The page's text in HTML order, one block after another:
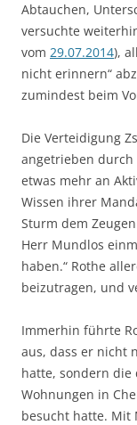
Abtauchen,
versuchte
vom 29.07.2014),
nicht erinnern“
zumindest beim
Die Verteidigung
angetrieben
etwas mehr an
Wissen ihrer
Sturm dem
Herr Mundlos
haben.“ Rothe
beizutragen, und
Immerhin führte
aus, dass er nicht
hatte, sondern
Wohnungen in
besucht hatte. Mit